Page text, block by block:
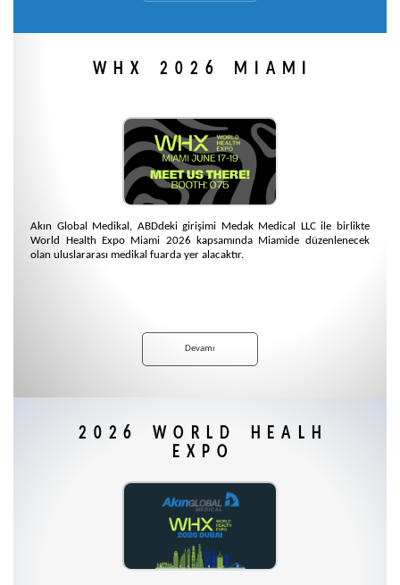
WHX 2026 MIAMI
Akın Global Medikal, ABDdeki girişimi Medak Medical LLC ile birlikte
World Health Expo Miami 2026 kapsamında Miamide düzenlenecek
olan uluslararası medikal fuarda yer alacaktır.
Devamı
2026 WORLD HEALH
EXPO